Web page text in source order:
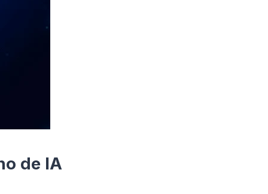
de IA